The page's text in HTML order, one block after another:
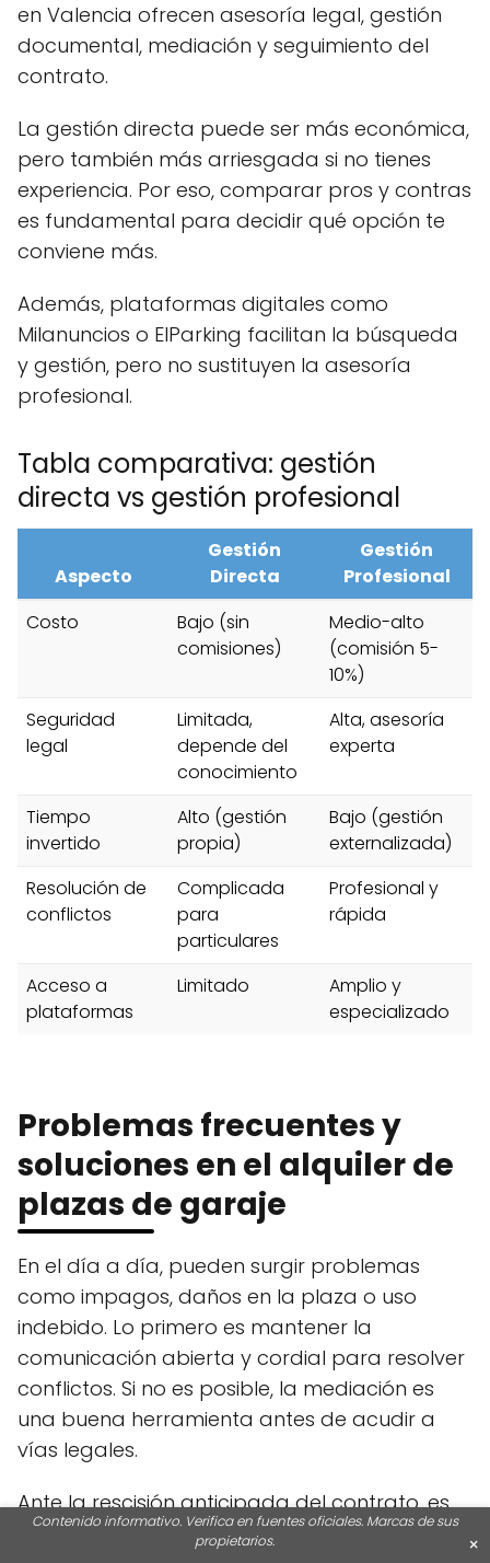
en Valencia ofrecen asesoría legal, gestión
documental, mediación y seguimiento del
contrato.
La gestión directa puede ser más económica,
pero también más arriesgada si no tienes
experiencia. Por eso, comparar pros y contras
es fundamental para decidir qué opción te
conviene más.
Además, plataformas digitales como
Milanuncios o ElParking facilitan la búsqueda
y gestión, pero no sustituyen la asesoría
profesional.
Tabla comparativa: gestión
directa vs gestión profesional
Aspecto
Gestión
Directa
Gestión
Profesional
Costo
Bajo (sin
comisiones)
Medio-alto
(comisión 5-
10%)
Seguridad
legal
Limitada,
depende del
conocimiento
Alta, asesoría
experta
Tiempo
invertido
Alto (gestión
propia)
Bajo (gestión
externalizada)
Resolución de
conflictos
Complicada
para
particulares
Profesional y
rápida
Acceso a
plataformas
Limitado
Amplio y
especializado
Problemas frecuentes y
soluciones en el alquiler de
plazas de garaje
En el día a día, pueden surgir problemas
como impagos, daños en la plaza o uso
indebido. Lo primero es mantener la
comunicación abierta y cordial para resolver
conflictos. Si no es posible, la mediación es
una buena herramienta antes de acudir a
vías legales.
Ante la rescisión anticipada del contrato, es
importante revisar las cláusulas pactadas
Contenido informativo. Verifica en fuentes oficiales. Marcas de sus
propietarios.
×